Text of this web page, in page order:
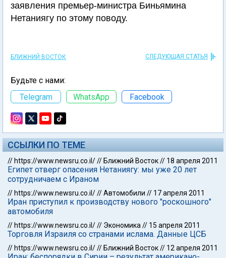
заявления премьер-министра Биньямина
Нетаниягу по этому поводу.
БЛИЖНИЙ ВОСТОК СЛЕДУЮЩАЯ СТАТЬЯ
Будьте с нами:
Telegram
WhatsApp Facebook
ССЫЛКИ ПО ТЕМЕ
// https://www.newsru.co.il/// Ближний Восток// 18 апреля 2011
Египет отверг опасения Нетаниягу: мы уже 20 лет
сотрудничаем с Ираном
// https://www.newsru.co.il///Автомобили // 17 апреля 2011
Иран приступил к производству нового "роскошного"
автомобиля
// https://www.newsru.co.il/// Экономика // 15 апреля 2011
Торговля Израиля со странами ислама. Данные ЦСБ
// https://www.newsru.co.il/// Ближний Восток// 12 апреля 2011